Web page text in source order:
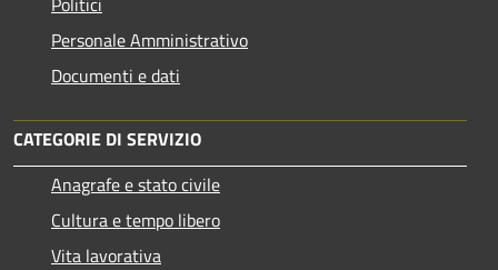
Personale Amministrativo
Documenti e dati
CATEGORIE DI SERVIZIO
Anagrafe e stato civile
Cultura e tempo libero
Vita lavorativa